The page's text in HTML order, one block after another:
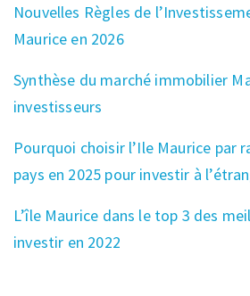
Nouvelles Règles de
Maurice en 2026
Synthèse du marché immobilier
investisseurs
Pourquoi choisir l’Ile Maurice par
pays en 2025 pour investir à
L’île Maurice dans le top 3 des
investir en 2022